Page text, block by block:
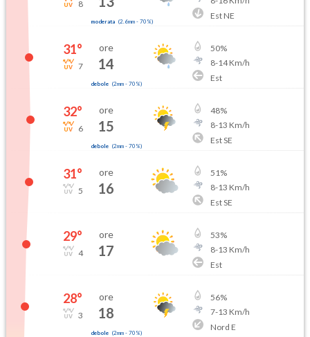
8
moderata (2.6mm- 70 %)
Est NE
31°
7
ore
14
debole (2mm- 70 %)
50%
8-14Km/h
Est
32°
6
ore
15
debole (2mm- 70 %)
48%
8-13 Km/h
Est SE
31°
5
ore
16
51%
8-13 Km/h
Est SE
29°
4
ore
17
53%
8-13 Km/h
Est
28°
3
ore
18
debole (2mm- 70 %)
56%
7-13 Km/h
Nord E